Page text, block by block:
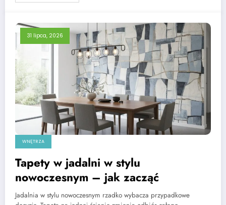
31 lipca, 2026
WNĘTRZA
Tapety w jadalni w stylu
nowoczesnym – jak zacząć
Jadalnia w stylu nowoczesnym rzadko wybacza przypadkowe